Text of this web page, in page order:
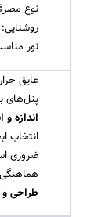
نوع
نور
عایق
پنل‌های
اندازه و
انتخاب
ضروری
طراحی